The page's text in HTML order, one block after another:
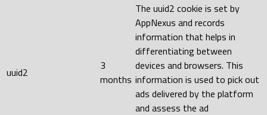
uuid2
3
months
The uuid2 cookie is set by
AppNexus and records
information that helps in
differentiating between
devices and browsers. This
information is used to pick out
ads delivered by the platform
and assess the ad